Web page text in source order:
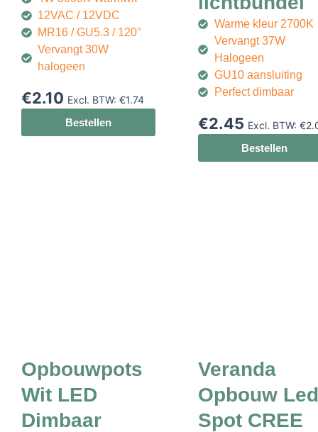
12VAC / 12VDC
MR16 / GU5.3 / 120°
Vervangt 30W
halogeen
€2.10 Excl. BTW: €1.74
Bestellen
Warme kleur 2700K
Vervangt 37W
Halogeen
GU10 aansluiting
Perfect dimbaar
€2.45 Excl. BTW: €
Bestellen
Opbouwpots
Wit LED
Dimbaar
Veranda
Opbouw Led
Spot CREE